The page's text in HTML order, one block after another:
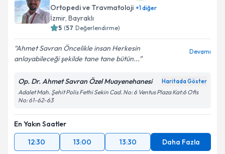
E-posta Adresiniz
Kişisel verilerimin işlenmesine ilişkin
kapsamda işlenmesini kabul ediyorum.
Ortopedi ve Travmatoloji +1diğer
İzmir, Bayraklı
5 (57 Değerlendirme)
Ahmet Savran Öncelikle insan Herkesin
anlayabileceği şekilde tane tane bütün...
Devamı
Op. Dr. Ahmet Savran Özel Muayenehanesi Haritada Göster
Adalet Mah. Şehit Polis Fethi Sekin Cad. No: 6 Ventus Plaza Kat:6 Ofis
No: 61-62-63
En Yakın Saatler
12:30
13:00 13:30 Daha Fazla